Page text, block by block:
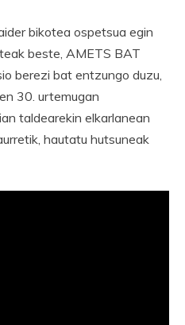
bikotea ospetsua egin
beste, AMETS BAT
berezi bat entzungo duzu,
30. urtemugan
taldearekin elkarlanean
hautatu hutsuneak